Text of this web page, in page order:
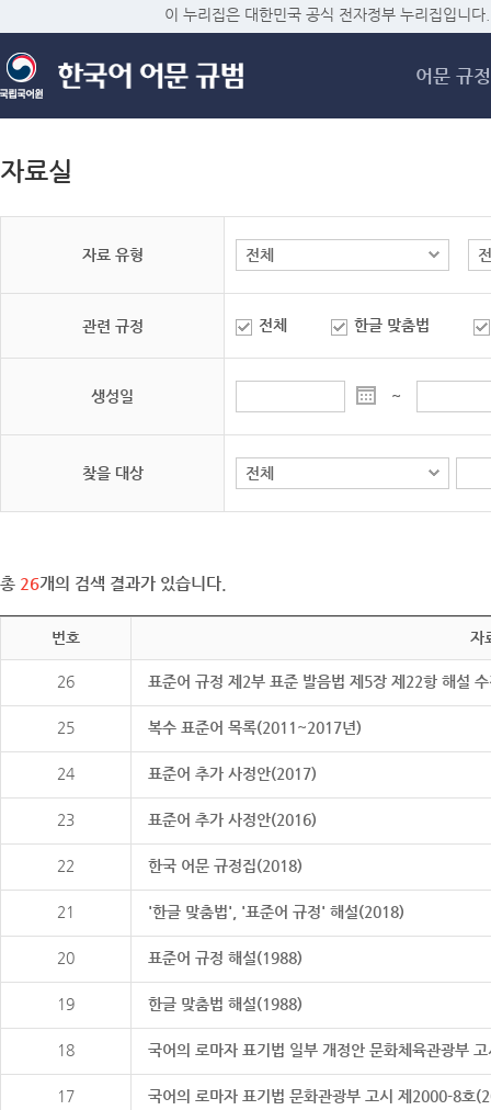
메
이 누리집은 대한민국 공식 전자정부 누리집입니다.
어문 규정
자료실
자료 유형
관련 규정 전체 한글 맞춤법
생성일 ~
찾을 대상
총 26개의 검색 결과가 있습니다.
번호 자
26 표준어 규정 제2부 표준 발음법 제5장 제22항 해설
25 복수 표준어 목록(2011~2017년)
24 표준어 추가 사정안(2017)
23 표준어 추가 사정안(2016)
22 한국 어문 규정집(2018)
21 '한글 맞춤법', '표준어 규정' 해설(2018)
20 표준어 규정 해설(1988)
19 한글 맞춤법 해설(1988)
18 국어의 로마자 표기법 일부 개정안 문화체육관광부
17 국어의 로마자 표기법 문화관광부 고시 제2000-8호